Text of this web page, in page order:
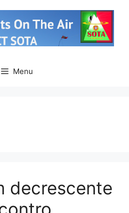
Menu
decrescente